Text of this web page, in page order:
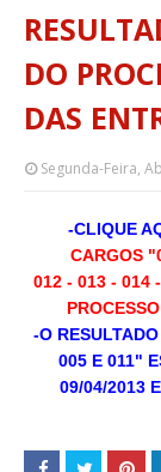
DO
DAS
Segunda-Feira,
-CLIQUE
CARGOS
012 - 013 - 014
-O
005 E 011"
09/04/2013